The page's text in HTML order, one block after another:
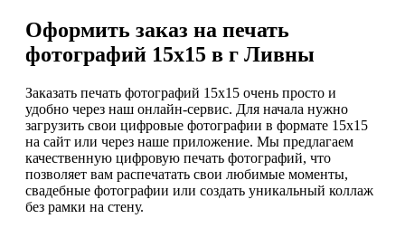
Оформить заказ на печать
фотографий 15х15 в г Ливны
Заказать печать фотографий 15х15 очень просто и
удобно через наш онлайн-сервис. Для начала нужно
загрузить свои цифровые фотографии в формате 15х15
на сайт или через наше приложение. Мы предлагаем
качественную цифровую печать фотографий, что
позволяет вам распечатать свои любимые моменты,
свадебные фотографии или создать уникальный коллаж
без рамки на стену.